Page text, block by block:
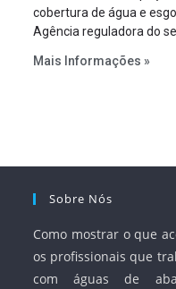
cobertura de água e
Agência reguladora do
Mais Informações »
Sobre Nós
Como mostrar o que
os profissionais que
com águas de